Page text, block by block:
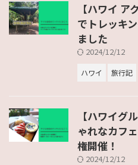
【ハワイ
でトレッキ
ました
2024/12/12
ハワイ 旅行記
【ハワイグ
ゃれなカフ
権開催！
2024/12/12